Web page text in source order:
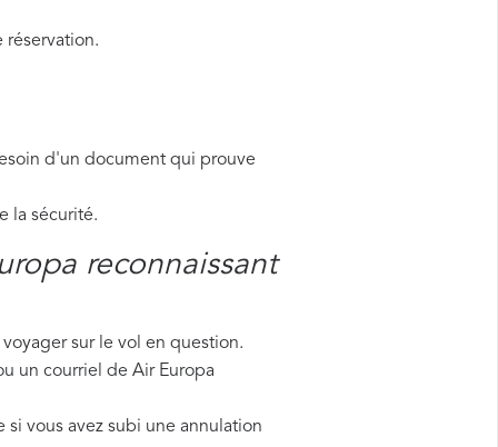
d'un document qui prouve
la sécurité.
reconnaissant
sur le vol en question.
un courriel de Air Europa
vous avez subi une annulation